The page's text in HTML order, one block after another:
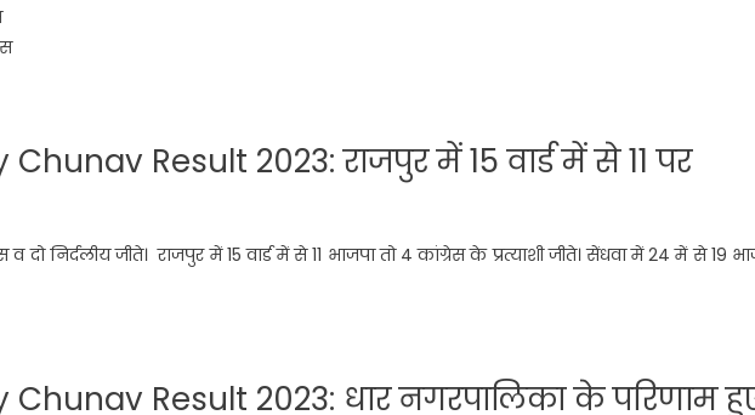
Result 2023: राजपुर में 15 वार्ड में से 11 पर
दो निर्दलीय जीते। राजपुर में 15 वार्ड में से 11 भाजपा तो 4 कांग्रेस के प्रत्याशी जीते। सेंधवा में 24 में से 19
Chunav Result 2023: धार नगरपालिका के परिणाम